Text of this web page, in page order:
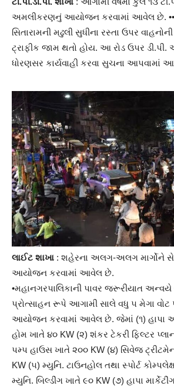
અમલીકરણનું આયોજન કરવામાં આવેલ છે. ••
સિતારામની મઢુલી સુધીના રસ્તા ઉપર
ટ્રાફીક જામ થતો હોય. આ રોડ ઉપર
ધોરણસર કાર્યવાહી કરવા સુચના આપવામાં
લાઈટ શાખા : શહેરના અલગ-અલગ માર્ગોને
આયોજન કરવામાં આવેલ છે.
•મહાનગરપાલિકાની પાવર જરૂરીયાત
પ્રોત્સાહન રૂપે આગામી સાલે વધુ ૫ મેગા વોટ
આયોજન કરવામાં આવેલ છે. જેમાં (૧) હાપા
હોમ ખાતે ૪૦ KW (૨) શંકર ટેકરી ફિલ્ટર
પમ્પ હાઉસ ખાતે ૨૦૦ KW (૪) સિવેજ
KW (૫) મ્યુનિ. ટાઉનહોલ તથા સ્પોર્ટ
મ્યુનિ. બિલ્ડીંગ ખાતે ૯૦ KW (૭) હાપા